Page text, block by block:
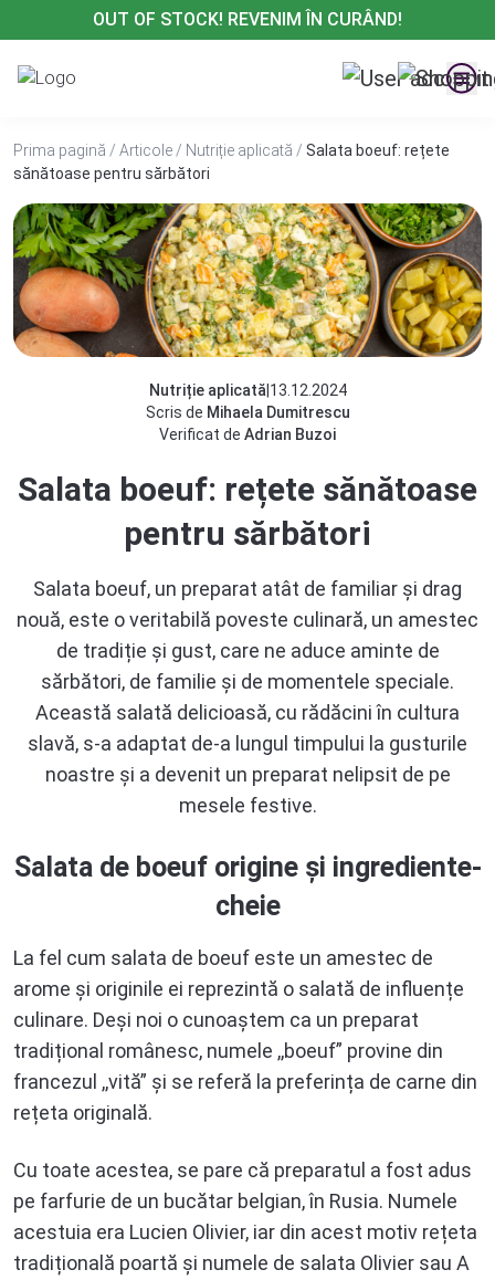
la
conținut
OUT OF STOCK! REVENIM ÎN CURÂND!
Prima pagină / Articole / Nutriție aplicată / Salata boeuf: rețete
sănătoase pentru sărbători
Nutriție aplicată 13.12.2024
Scris de Mihaela Dumitrescu
Verificat de Adrian Buzoi
Salata boeuf: rețete sănătoase
pentru sărbători
Salata boeuf, un preparat atât de familiar și drag
nouă, este o veritabilă poveste culinară, un amestec
de tradiție și gust, care ne aduce aminte de
sărbători, de familie și de momentele speciale.
Această salată delicioasă, cu rădăcini în cultura
slavă, s-a adaptat de-a lungul timpului la gusturile
noastre și a devenit un preparat nelipsit de pe
mesele festive.
Salata de boeuf origine și ingrediente-
cheie
La fel cum salata de boeuf este un amestec de
arome și originile ei reprezintă o salată de influențe
culinare. Deși noi o cunoaștem ca un preparat
tradițional românesc, numele ,,boeuf” provine din
francezul ,,vită” și se referă la preferința de carne din
rețeta originală.
Cu toate acestea, se pare că preparatul a fost adus
pe farfurie de un bucătar belgian, în Rusia. Numele
acestuia era Lucien Olivier, iar din acest motiv rețeta
tradițională poartă și numele de salata Olivier sau A